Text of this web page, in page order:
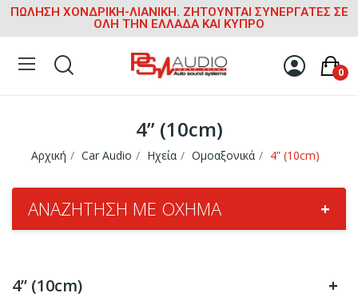
ΠΩΛΗΣΗ ΧΟΝΔΡΙΚΗ-ΛΙΑΝΙΚΗ. ΖΗΤΟΥΝΤΑΙ ΣΥΝΕΡΓΑΤΕΣ ΣΕ
ΟΛΗ ΤΗΝ ΕΛΛΑΔΑ ΚΑΙ ΚΥΠΡΟ
0
4” (10cm)
Αρχική Car Audio Ηχεία Ομοαξονικά 4” (10cm)
ΑΝΑΖΉΤΗΣΗ ΜΕ ΌΧΗΜΑ +
4” (10cm) +